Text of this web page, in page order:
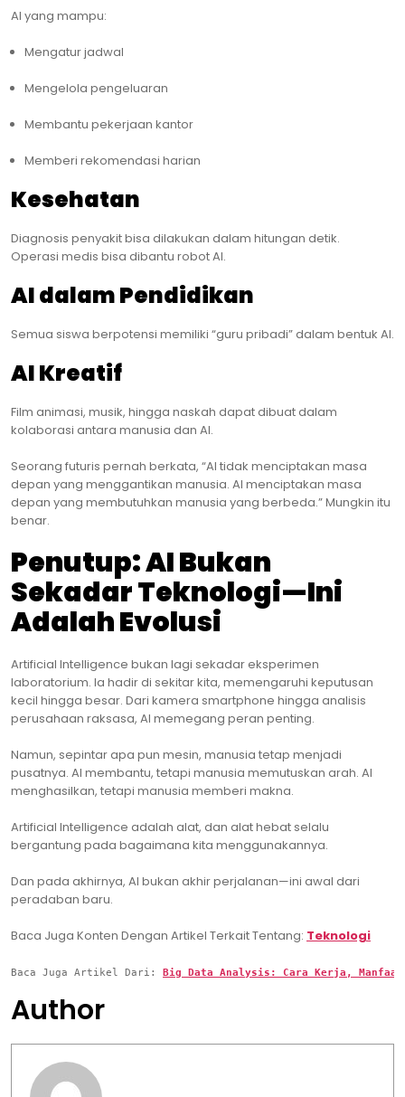
AI yang mampu:
Mengatur jadwal
Mengelola pengeluaran
Membantu pekerjaan kantor
Memberi rekomendasi harian
Kesehatan
Diagnosis penyakit bisa dilakukan dalam hitungan detik.
Operasi medis bisa dibantu robot AI.
AI dalam Pendidikan
Semua siswa berpotensi memiliki “guru pribadi” dalam bentuk AI.
AI Kreatif
Film animasi, musik, hingga naskah dapat dibuat dalam
kolaborasi antara manusia dan AI.
Seorang futuris pernah berkata, “AI tidak menciptakan masa
depan yang menggantikan manusia. AI menciptakan masa
depan yang membutuhkan manusia yang berbeda.” Mungkin itu
benar.
Penutup: AI Bukan
Sekadar Teknologi—Ini
Adalah Evolusi
Artificial Intelligence bukan lagi sekadar eksperimen
laboratorium. Ia hadir di sekitar kita, memengaruhi keputusan
kecil hingga besar. Dari kamera smartphone hingga analisis
perusahaan raksasa, AI memegang peran penting.
Namun, sepintar apa pun mesin, manusia tetap menjadi
pusatnya. AI membantu, tetapi manusia memutuskan arah. AI
menghasilkan, tetapi manusia memberi makna.
Artificial Intelligence adalah alat, dan alat hebat selalu
bergantung pada bagaimana kita menggunakannya.
Dan pada akhirnya, AI bukan akhir perjalanan—ini awal dari
peradaban baru.
Baca Juga Konten Dengan Artikel Terkait Tentang: Teknologi
Baca Juga Artikel Dari: Big Data Analysis: Cara Kerja, Manfaat,
Author